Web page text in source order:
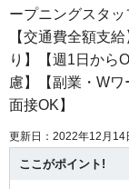
ープニングスタッ
【交通費全額支
り】【週1日から
慮】【副業・W
面接OK】
更新日：2022年12月14
ここがポイント!